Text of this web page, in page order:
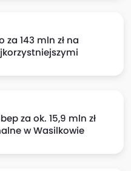
143 mln zł na
za ok. 15,9 mln zł
w Wasilkowie